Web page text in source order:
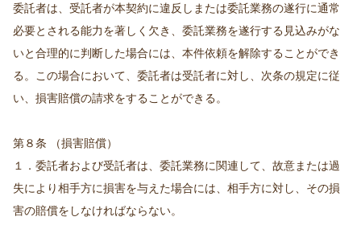
委託者は、受託者が本契約に違反しまたは委託業務の遂行に通常
必要とされる能力を著しく欠き、委託業務を遂行する見込みがな
いと合理的に判断した場合には、本件依頼を解除することができ
る。この場合において、委託者は受託者に対し、次条の規定に従
い、損害賠償の請求をすることができる。
第８条 （損害賠償）
１．委託者および受託者は、委託業務に関連して、故意または過
失により相手方に損害を与えた場合には、相手方に対し、その損
害の賠償をしなければならない。